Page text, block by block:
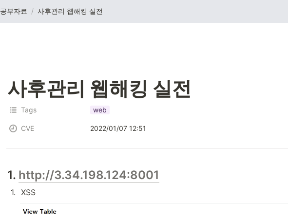
공부자료 / 사후관리 웹해킹 실전
사후관리 웹해킹 실전
Tags web
CVE 2022/01/07 12:51
1. http://3.34.198.124:8001
1. XSS